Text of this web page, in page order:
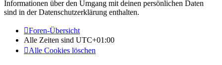
Informationen über den Umgang mit deinen persönlichen Daten
sind in der Datenschutzerklärung enthalten.
Foren-Übersicht
Alle Zeiten sind UTC+01:00
Alle Cookies löschen